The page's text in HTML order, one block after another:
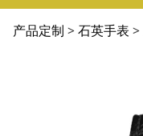
男士手表
产品定制 >石英手表 >